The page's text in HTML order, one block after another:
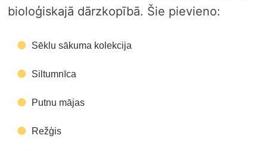
bioloģiskajā dārzkopībā. Šie pievieno:
Sēklu sākuma kolekcija
Siltumnīca
Putnu mājas
Režģis